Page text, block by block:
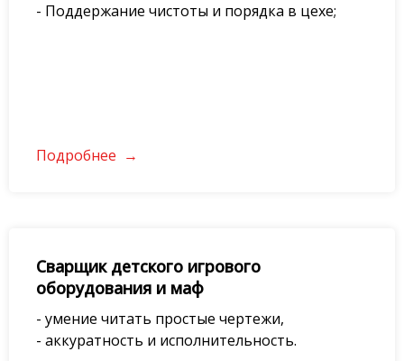
- Поддержание чистоты и порядка в цехе;
Подробнее
Сварщик детского игрового
оборудования и маф
- умение читать простые чертежи,
- аккуратность и исполнительность.